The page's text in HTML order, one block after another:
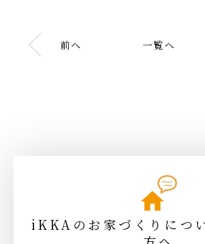
前へ 一覧へ
iKKAのお家づくりにつ